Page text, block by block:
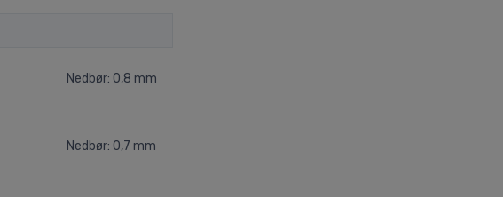
Nedbør: 0,8 mm
Nedbør: 0,7 mm